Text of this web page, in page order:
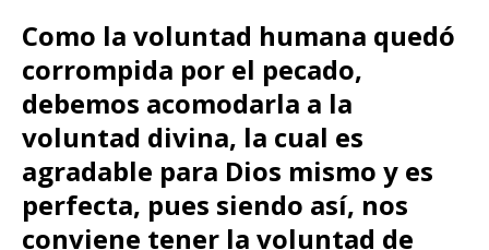
Como la voluntad humana quedó
corrompida por el pecado,
debemos acomodarla a la
voluntad divina, la cual es
agradable para Dios mismo y es
perfecta, pues siendo así, nos
conviene tener la voluntad de